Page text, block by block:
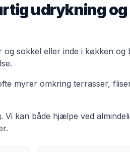
udrykning
sokkel eller inde i køkken
myrer omkring terrasser,
Vi kan både hjælpe ved